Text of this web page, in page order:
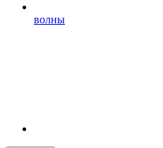
волны